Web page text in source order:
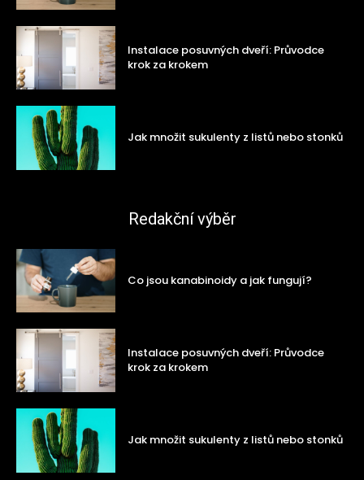
Instalace posuvných dveří: Průvodce
krok za krokem
Jak množit sukulenty z listů nebo stonků
Redakční výběr
Co jsou kanabinoidy a jak fungují?
Instalace posuvných dveří: Průvodce
krok za krokem
Jak množit sukulenty z listů nebo stonků